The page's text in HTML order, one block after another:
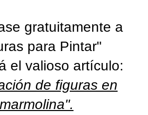
gratuitamente a
para Pintar"
el valioso artículo:
de figuras en
marmolina".